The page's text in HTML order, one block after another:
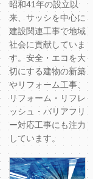
昭和41年の設立以
来、サッシを中心に
建設関連工事で地域
社会に貢献していま
す。安全・エコを大
切にする建物の新築
やリフォーム工事、
リフォーム・リフレ
ッシュ・バリアフリ
ー対応工事にも注力
しています。